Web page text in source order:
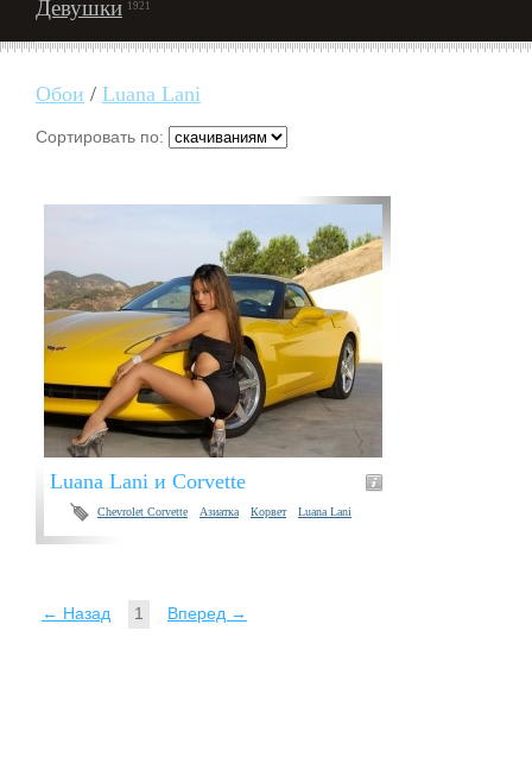
Девушки 1921
Обои / Luana Lani
Сортировать по:
Luana Lani и Corvette
Chevrolet Corvette Азиатка Корвет Luana Lani
← Назад 1 Вперед →